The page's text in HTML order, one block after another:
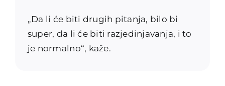
„Da li će biti drugih pitanja, bilo bi
super, da li će biti razjedinjavanja, i to
je normalno“, kaže.